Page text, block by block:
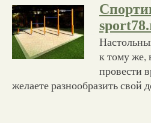
к тому же,
провести
желаете разнообразить свой